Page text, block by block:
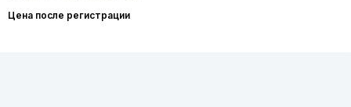
Цена после регистрации